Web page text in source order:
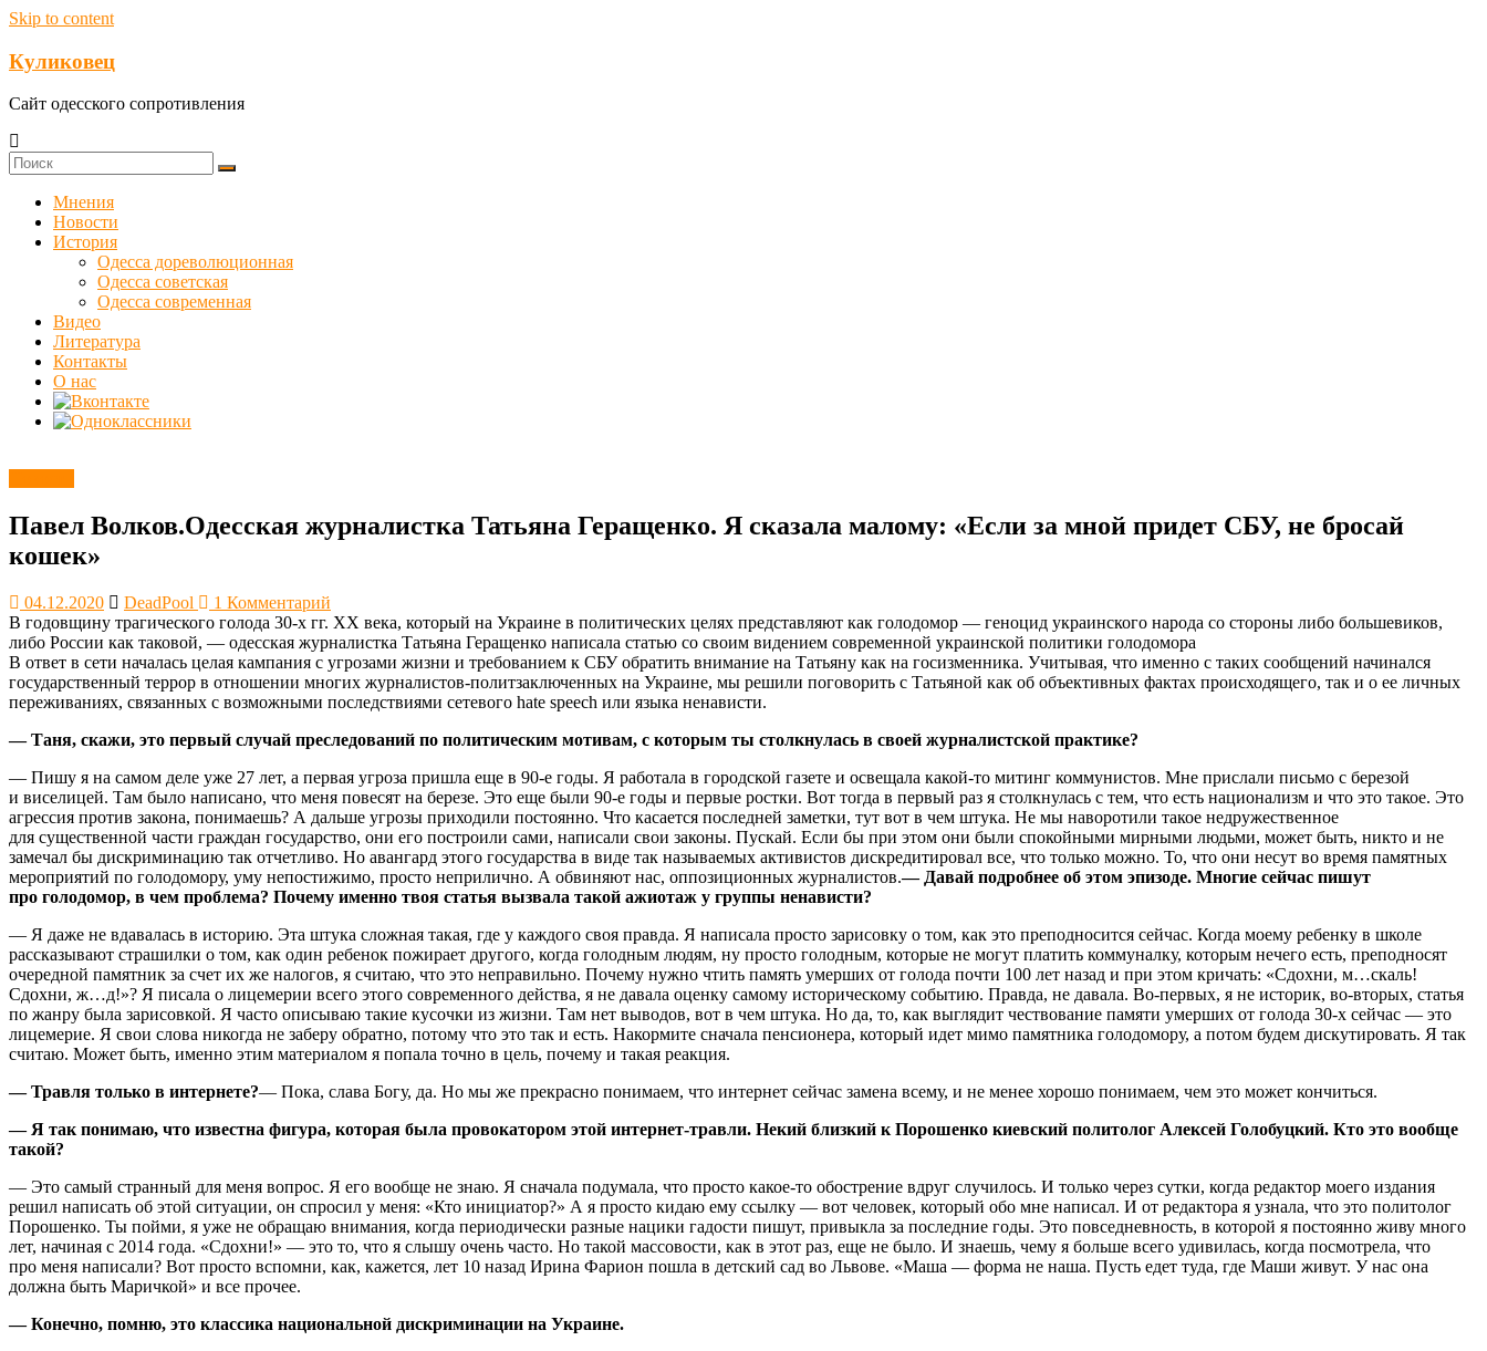
Skip to content
Куликовец
Сайт одесского сопротивления
Мнения
Новости
История
Одесса дореволюционная
Одесса советская
Одесса современная
Видео
Литература
Контакты
О нас
Павел Волков.Одесская журналистка Татьяна Геращенко. Я сказала малому: «Если за мной придет СБУ, не бросай
кошек»
04.12.2020 DeadPool
1 Комментарий
В годовщину трагического голода 30-х гг. XX века, который на Украине в политических целях представляют как голодомор — геноцид украинского народа со стороны либо большевиков,
либо России как таковой, — одесская журналистка Татьяна Геращенко написала статью со своим видением современной украинской политики голодомора
В ответ в сети началась целая кампания с угрозами жизни и требованием к СБУ обратить внимание на Татьяну как на госизменника. Учитывая, что именно с таких сообщений начинался
государственный террор в отношении многих журналистов-политзаключенных на Украине, мы решили поговорить с Татьяной как об объективных фактах происходящего, так и о ее личных
переживаниях, связанных с возможными последствиями сетевого hate speech или языка ненависти.
— Таня, скажи, это первый случай преследований по политическим мотивам, с которым ты столкнулась в своей журналистской практике?
— Пишу я на самом деле уже 27 лет, а первая угроза пришла еще в 90-е годы. Я работала в городской газете и освещала какой-то митинг коммунистов. Мне прислали письмо с березой
и виселицей. Там было написано, что меня повесят на березе. Это еще были 90-е годы и первые ростки. Вот тогда в первый раз я столкнулась с тем, что есть национализм и что это такое. Это
агрессия против закона, понимаешь? А дальше угрозы приходили постоянно. Что касается последней заметки, тут вот в чем штука. Не мы наворотили такое недружественное
для существенной части граждан государство, они его построили сами, написали свои законы. Пускай. Если бы при этом они были спокойными мирными людьми, может быть, никто и не
замечал бы дискриминацию так отчетливо. Но авангард этого государства в виде так называемых активистов дискредитировал все, что только можно. То, что они несут во время памятных
мероприятий по голодомору, уму непостижимо, просто неприлично. А обвиняют нас, оппозиционных журналистов.— Давай подробнее об этом эпизоде. Многие сейчас пишут
про голодомор, в чем проблема? Почему именно твоя статья вызвала такой ажиотаж у группы ненависти?
— Я даже не вдавалась в историю. Эта штука сложная такая, где у каждого своя правда. Я написала просто зарисовку о том, как это преподносится сейчас. Когда моему ребенку в школе
рассказывают страшилки о том, как один ребенок пожирает другого, когда голодным людям, ну просто голодным, которые не могут платить коммуналку, которым нечего есть, преподносят
очередной памятник за счет их же налогов, я считаю, что это неправильно. Почему нужно чтить память умерших от голода почти 100 лет назад и при этом кричать: «Сдохни, м…скаль!
Сдохни, ж…д!»? Я писала о лицемерии всего этого современного действа, я не давала оценку самому историческому событию. Правда, не давала. Во-первых, я не историк, во-вторых, статья
по жанру была зарисовкой. Я часто описываю такие кусочки из жизни. Там нет выводов, вот в чем штука. Но да, то, как выглядит чествование памяти умерших от голода 30-х сейчас — это
лицемерие. Я свои слова никогда не заберу обратно, потому что это так и есть. Накормите сначала пенсионера, который идет мимо памятника голодомору, а потом будем дискутировать. Я так
считаю. Может быть, именно этим материалом я попала точно в цель, почему и такая реакция.
— Травля только в интернете?— Пока, слава Богу, да. Но мы же прекрасно понимаем, что интернет сейчас замена всему, и не менее хорошо понимаем, чем это может кончиться.
— Я так понимаю, что известна фигура, которая была провокатором этой интернет-травли. Некий близкий к Порошенко киевский политолог Алексей Голобуцкий. Кто это вообще
такой?
— Это самый странный для меня вопрос. Я его вообще не знаю. Я сначала подумала, что просто какое-то обострение вдруг случилось. И только через сутки, когда редактор моего издания
решил написать об этой ситуации, он спросил у меня: «Кто инициатор?» А я просто кидаю ему ссылку — вот человек, который обо мне написал. И от редактора я узнала, что это политолог
Порошенко. Ты пойми, я уже не обращаю внимания, когда периодически разные нацики гадости пишут, привыкла за последние годы. Это повседневность, в которой я постоянно живу много
лет, начиная с 2014 года. «Сдохни!» — это то, что я слышу очень часто. Но такой массовости, как в этот раз, еще не было. И знаешь, чему я больше всего удивилась, когда посмотрела, что
про меня написали? Вот просто вспомни, как, кажется, лет 10 назад Ирина Фарион пошла в детский сад во Львове. «Маша — форма не наша. Пусть едет туда, где Маши живут. У нас она
должна быть Маричкой» и все прочее.
— Конечно, помню, это классика национальной дискриминации на Украине.